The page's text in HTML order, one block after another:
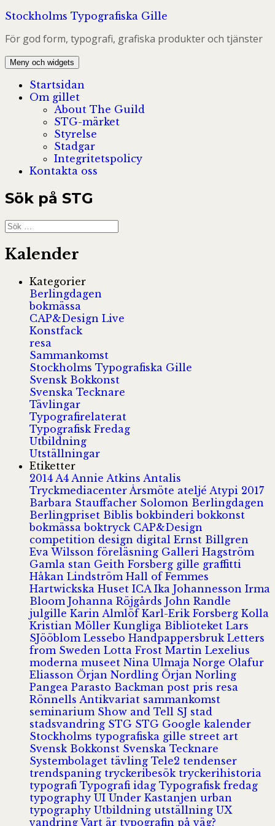
Hoppa
innehåll
Stockholms Typografiska Gille
För god form, typografi, grafiska produkter och tjänster
Meny och widgets
Startsidan
Om gillet
About The Guild
STG-märket
Styrelse
Stadgar
Integritetspolicy
Kontakta oss
Sök på STG
Sök
efter:
Kalender
Kategorier
Berlingdagen
bokmässa
CAP&Design Live
Konstfack
resa
Sammankomst
Stockholms Typografiska Gille
Svensk Bokkonst
Svenska Tecknare
Tävlingar
Typografirelaterat
Typografisk Fredag
Utbildning
Utställningar
Etiketter
2014 A4 Annie Atkins Antalis
Tryckmediacenter Årsmöte ateljé Atypi 2017
Barbara Stauffacher Solomon Berlingdagen
Berlingpriset Biblisbokbinderibokkonst
bokmässaboktryck CAP&Design
competition design digital Ernst Billgren
Eva Wilsson föreläsning Galleri Hagström
Gamla stan Geith Forsberg gille graffitti
Håkan Lindström Hall of Femmes
Hartwickska Huset ICA Ika Johannesson Irma
Bloom Johanna Röjgårds John Randle
julgille Karin Almlöf Karl-Erik Forsberg Kolla
Kristian Möller Kungliga Biblioteket Lars
SJööblom Lessebo Handpappersbruk Letters
from Sweden Lotta Frost Martin Lexelius
moderna museet Nina Ulmaja Norge Olafur
Eliasson Örjan Nordling Örjan Norling
Pangea Parasto Backman post pris resa
Rönnells Antikvariat sammankomst
seminarium Show and Tell SJ stad
stadsvandring STG STG Google kalender
Stockholms typografiska gille street art
Svensk Bokkonst Svenska Tecknare
Systembolaget tävling Tele2 tendenser
trendspaning tryckeribesök tryckerihistoria
typografi Typografi idag Typografisk fredag
typography UI Under Kastanjen urban
typography Utbildning utställning UX
vandring Vart är typografin på väg?